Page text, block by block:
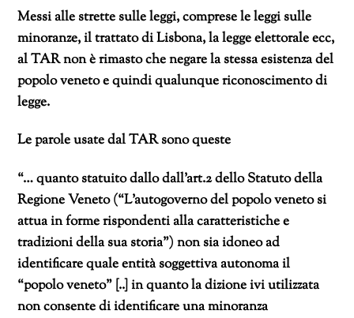
Messi alle strette sulle leggi, comprese le leggi sulle
minoranze, il trattato di Lisbona, la legge elettorale ecc,
al TAR non è rimasto che negare la stessa esistenza del
popolo veneto e quindi qualunque riconoscimento di
legge.
Le parole usate dal TAR sono queste
“… quanto statuito dallo dall’art.2 dello Statuto della
Regione Veneto (“L’autogoverno del popolo veneto si
attua in forme rispondenti alla caratteristiche e
tradizioni della sua storia”) non sia idoneo ad
identificare quale entità soggettiva autonoma il
“popolo veneto” [..] in quanto la dizione ivi utilizzata
non consente di identificare una minoranza